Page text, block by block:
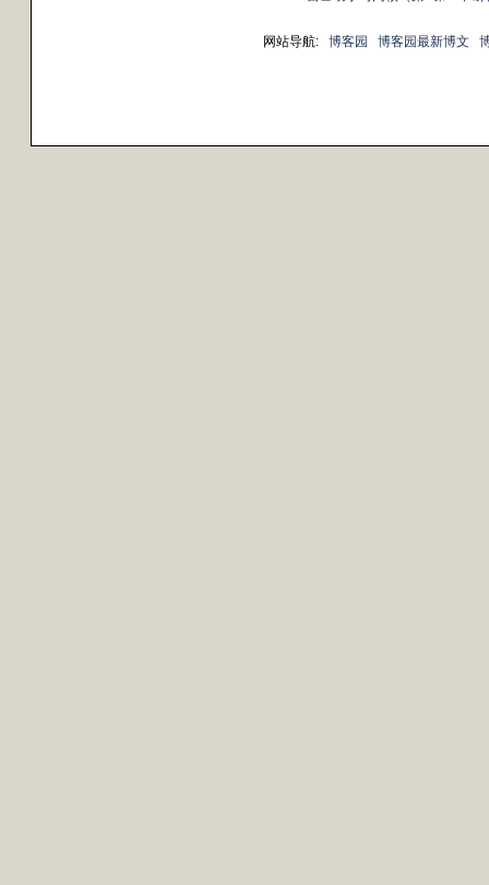
网站导航: 博客园 博客园最新博文